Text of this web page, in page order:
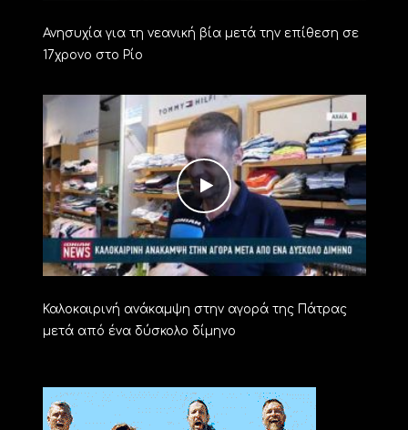
Ανησυχία για τη νεανική βία μετά την επίθεση σε
17χρονο στο Ρίο
Καλοκαιρινή ανάκαμψη στην αγορά της Πάτρας
μετά από ένα δύσκολο δίμηνο